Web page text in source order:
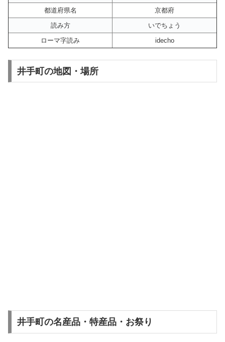
都道府県名
京都府
読み方
いでちょう
ローマ字読み
idecho
井手町の地図・場所
井手町の名産品・特産品・お祭り